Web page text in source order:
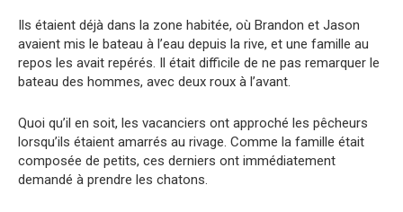
Ils étaient déjà dans la zone habitée, où Brandon et Jason
avaient mis le bateau à l’eau depuis la rive, et une famille au
repos les avait repérés. Il était difficile de ne pas remarquer le
bateau des hommes, avec deux roux à l’avant.
Quoi qu’il en soit, les vacanciers ont approché les pêcheurs
lorsqu’ils étaient amarrés au rivage. Comme la famille était
composée de petits, ces derniers ont immédiatement
demandé à prendre les chatons.